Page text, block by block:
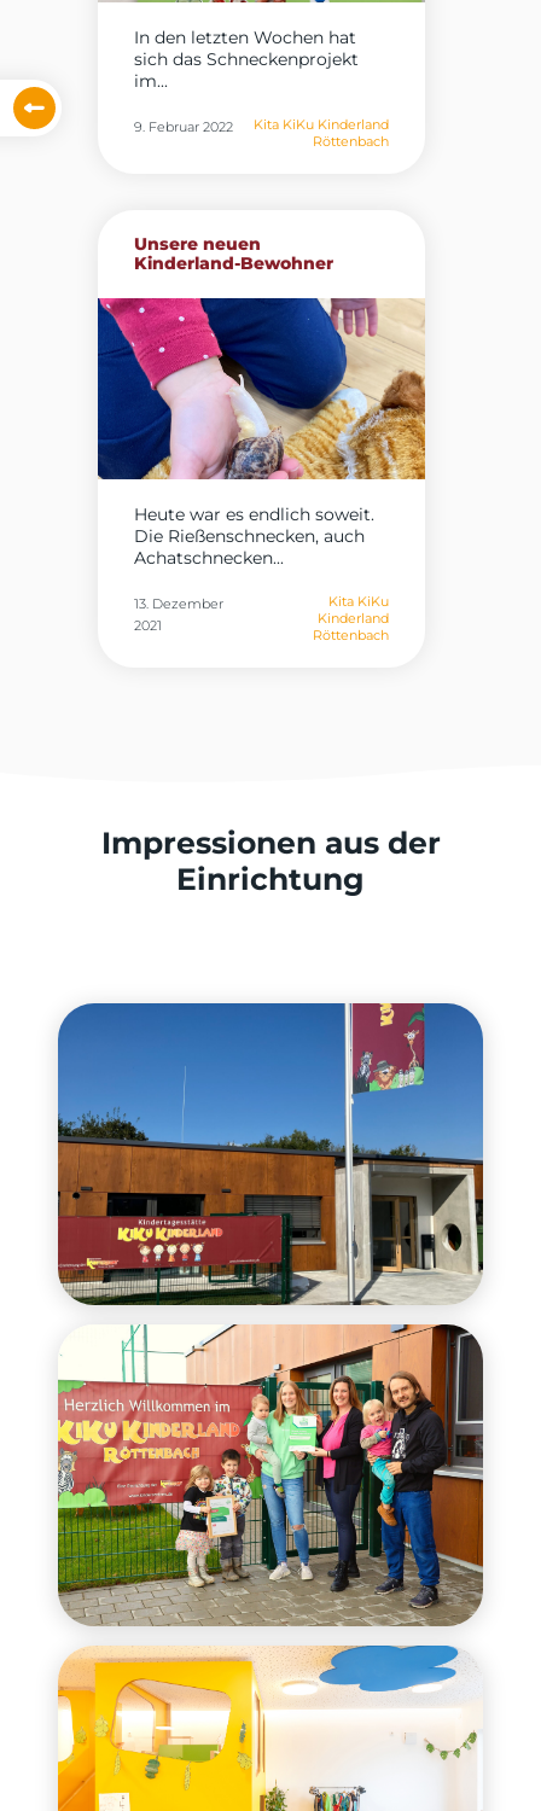
In den letzten Wochen hat
sich das Schneckenprojekt
im...
9. Februar 2022
Kita KiKu Kinderland
Röttenbach
Unsere neuen
Kinderland-Bewohner
Heute war es endlich soweit.
Die Rießenschnecken, auch
Achatschnecken...
13. Dezember
2021
Kita KiKu
Kinderland
Röttenbach
Impressionen aus der
Einrichtung